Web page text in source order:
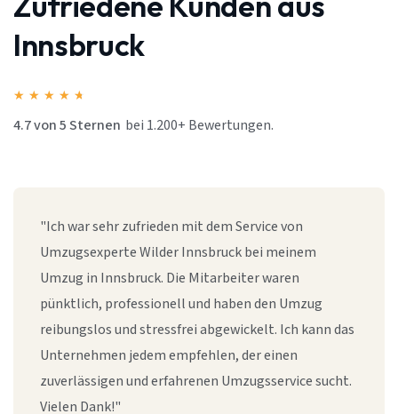
Innsbruck
★ ★ ★ ★ ★
4.7 von 5 Sternen bei 1.200+ Bewertungen.
"Ich war sehr zufrieden mit dem Service von
Umzugsexperte Wilder Innsbruck bei meinem
Umzug in Innsbruck. Die Mitarbeiter waren
pünktlich, professionell und haben den Umzug
reibungslos und stressfrei abgewickelt. Ich kann das
Unternehmen jedem empfehlen, der einen
zuverlässigen und erfahrenen Umzugsservice sucht.
Vielen Dank!"